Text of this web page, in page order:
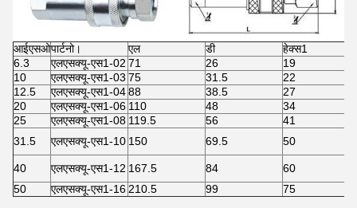
आईएसओपार्टनो। एल डी
हेक्स1
6.3
एलएसक्यू-एस1-02 71 26
19
10
एलएसक्यू-एस1-03 75 31.5
22
12.5
एलएसक्यू-एस1-0488 38.5
27
20
एलएसक्यू-एस1-06 110 48
34
25
एलएसक्यू-एस1-08 119.5 56
41
31.5
एलएसक्यू-एस1-10 150 69.5 50
40 एलएसक्यू-एस1-12 167.5 84
60
50
एलएसक्यू-एस1-16 210.5 99 75